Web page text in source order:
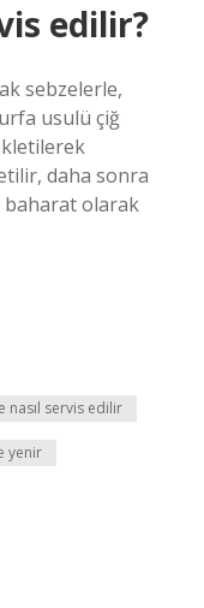
edilir?
sebzelerle,
usulü çiğ
daha sonra
baharat olarak
nasıl servis edilir
yenir